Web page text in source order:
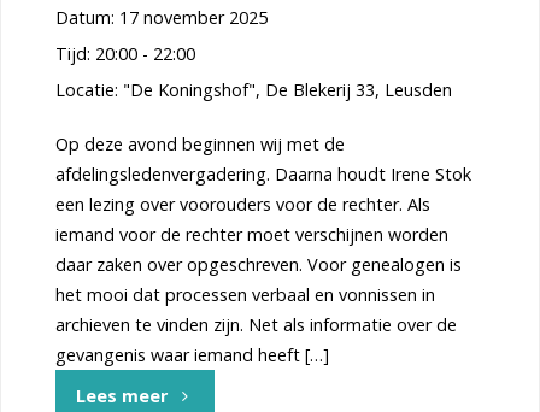
Datum: 17 november 2025
Tijd: 20:00 - 22:00
Locatie: "De Koningshof", De Blekerij 33, Leusden
Op deze avond beginnen wij met de
afdelingsledenvergadering. Daarna houdt Irene Stok
een lezing over voorouders voor de rechter. Als
iemand voor de rechter moet verschijnen worden
daar zaken over opgeschreven. Voor genealogen is
het mooi dat processen verbaal en vonnissen in
archieven te vinden zijn. Net als informatie over de
gevangenis waar iemand heeft […]
Lees meer"Afdelingsledenvergadering